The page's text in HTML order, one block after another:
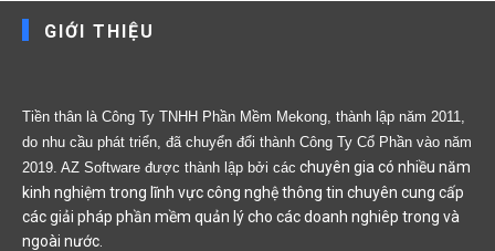
GIỚI THIỆU
Tiền thân là Công Ty TNHH Phần Mềm Mekong, thành lập năm 2011,
do nhu cầu phát triển, đã chuyển đổi thành Công Ty Cổ Phần vào năm
2019. AZ Software được thành lập bởi các chuyên gia có nhiều năm
kinh nghiệm trong lĩnh vực công nghệ thông tin chuyên cung cấp
các giải pháp phần mềm quản lý cho các doanh nghiêp trong và
ngoài nước.